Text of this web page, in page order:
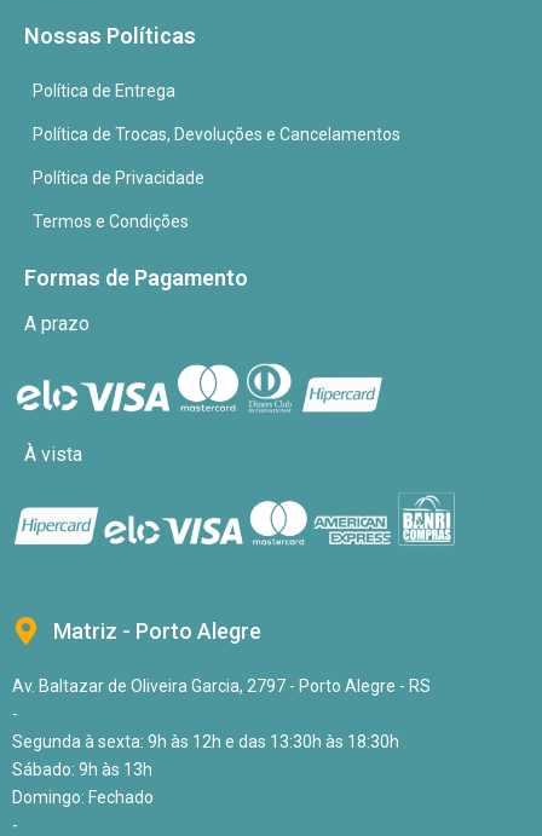
Nossas Políticas
Política de Entrega
Política de Trocas, Devoluções e Cancelamentos
Política de Privacidade
Termos e Condições
Formas de Pagamento
A prazo
À vista
Matriz - Porto Alegre
Av. Baltazar de Oliveira Garcia, 2797 - Porto Alegre - RS
-
Segunda à sexta: 9h às 12h e das 13:30h às 18:30h
Sábado: 9h às 13h
Domingo: Fechado
-